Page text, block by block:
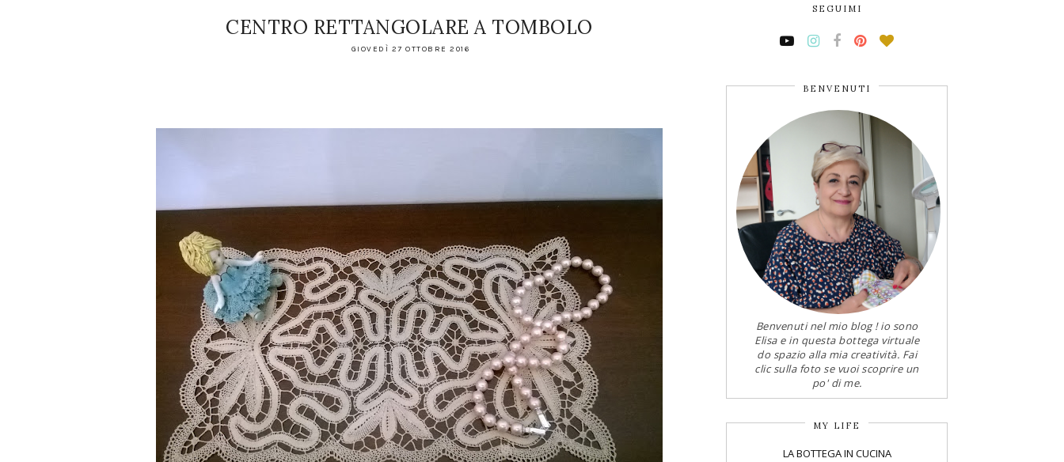
CENTRO RETTANGOLARE A TOMBOLO
GIOVEDÌ 27 OTTOBRE 2016
SEGUIMI
BENVENUTI
Benvenuti nel mio blog ! io sono
Elisa e in questa bottega virtuale
do spazio alla mia creatività. Fai
clic sulla foto se vuoi scoprire un
po' di me.
MY LIFE
LA BOTTEGA IN CUCINA